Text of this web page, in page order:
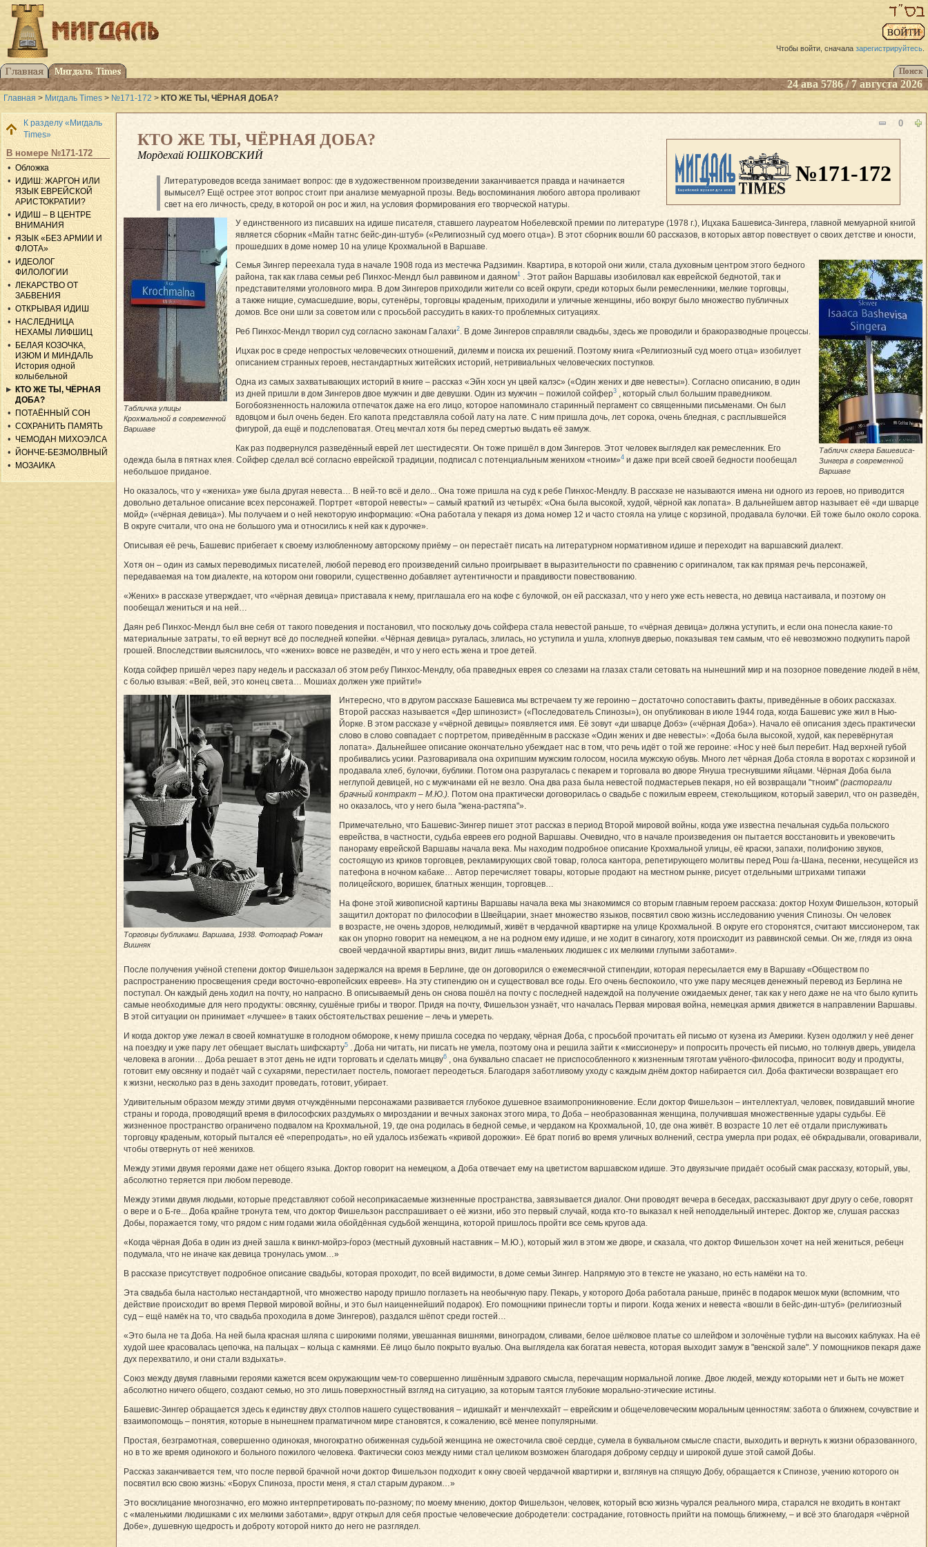
Чтобы войти, сначала зарегистрируйтесь.
24 ава 5786 / 7 августа 2026
Главная > Мигдаль Times > №171-172 > КТО ЖЕ ТЫ, ЧЁРНАЯ ДОБА?
К разделу «Мигдаль
Times»
В номере №171-172
Обложка
ИДИШ: ЖАРГОН ИЛИ
ЯЗЫК ЕВРЕЙСКОЙ
АРИСТОКРАТИИ?
ИДИШ – В ЦЕНТРЕ
ВНИМАНИЯ
ЯЗЫК «БЕЗ АРМИИ И
ФЛОТА»
ИДЕОЛОГ
ФИЛОЛОГИИ
ЛЕКАРСТВО ОТ
ЗАБВЕНИЯ
ОТКРЫВАЯ ИДИШ
НАСЛЕДНИЦА
НЕХАМЫ ЛИФШИЦ
БЕЛАЯ КОЗОЧКА,
ИЗЮМ И МИНДАЛЬ
История одной
колыбельной
КТО ЖЕ ТЫ, ЧЁРНАЯ
ДОБА?
ПОТАЁННЫЙ СОН
СОХРАНИТЬ ПАМЯТЬ
ЧЕМОДАН МИХОЭЛСА
ЙОНЧЕ-БЕЗМОЛВНЫЙ
МОЗАИКА
0
№171-172
КТО ЖЕ ТЫ, ЧЁРНАЯ ДОБА?
Мордехай ЮШКОВСКИЙ
Литературоведов всегда занимает вопрос: где в художественном произведении заканчивается правда и начинается
вымысел? Ещё острее этот вопрос стоит при анализе мемуарной прозы. Ведь воспоминания любого автора проливают
свет на его личность, среду, в которой он рос и жил, на условия формирования его творческой натуры.
Табличка улицы
Крохмальной в современной
Варшаве
У единственного из писавших на идише писателя, ставшего лауреатом Нобелевской премии по литературе (1978 г.), Ицхака Башевиса-Зингера, главной мемуарной книгой
является сборник «Майн татнс бейс-дин-штуб» («Религиозный суд моего отца»). В этот сборник вошли 60 рассказов, в которых автор повествует о своих детстве и юности,
прошедших в доме номер 10 на улице Крохмальной в Варшаве.
Табличк сквера Башевиса-
Зингера в современной
Варшаве
Семья Зингер переехала туда в начале 1908 года из местечка Радзимин. Квартира, в которой они жили, стала духовным центром этого бедного
района, так как глава семьи реб Пинхос-Мендл был раввином и даяном1
. Этот район Варшавы изобиловал как еврейской беднотой, так и
представителями уголовного мира. В дом Зингеров приходили жители со всей округи, среди которых были ремесленники, мелкие торговцы,
а также нищие, сумасшедшие, воры, сутенёры, торговцы краденым, приходили и уличные женщины, ибо вокруг было множество публичных
домов. Все они шли за советом или с просьбой рассудить в каких-то проблемных ситуациях.
Реб Пинхос-Мендл творил суд согласно законам Галахи2
. В доме Зингеров справляли свадьбы, здесь же проводили и бракоразводные процессы.
Ицхак рос в среде непростых человеческих отношений, дилемм и поиска их решений. Поэтому книга «Религиозный суд моего отца» изобилует
описанием странных героев, нестандартных житейских историй, нетривиальных человеческих поступков.
Одна из самых захватывающих историй в ­книге – рассказ «Эйн хосн ун цвей калэс» («Один жених и две невесты»). Согласно описанию, в один
из дней пришли в дом Зингеров двое мужчин и две девушки. Один из мужчин – пожилой сойфер3
, который слыл большим праведником.
Богобоязненность наложила отпечаток даже на его лицо, которое напоминало старинный пергамент со священными письменами. Он был
вдовцом и был очень беден. Его капота представляла собой лату на лате. С ним пришла дочь, лет сорока, очень бледная, с расплывшейся
фигурой, да ещё и подслеповатая. Отец мечтал хотя бы перед смертью выдать её замуж.
Как раз подвернулся разведённый еврей лет шестидесяти. Он тоже пришёл в дом Зингеров. Этот человек выглядел как ремесленник. Его
одежда была в пятнах клея. Сойфер сделал всё согласно еврейской традиции, подписал с потенциальным женихом «тноим»4 и даже при всей своей бедности пообещал
небольшое приданое.
Но оказалось, что у «жениха» уже была другая невеста… В ней-то всё и дело... Она тоже пришла на суд к ребе Пинхос-Мендлу. В рассказе не называются имена ни одного из героев, но приводится
довольно детальное описание всех персонажей. Портрет «второй невесты» – самый краткий из четырёх: «Она была высокой, худой, чёрной как лопата». В дальнейшем автор называет её «ди шварце
мойд» («чёрная девица»). Мы получаем и о ней некоторую информацию: «Она работала у пекаря из дома номер 12 и часто стояла на улице с корзиной, продавала булочки. Ей тоже было около сорока.
В округе считали, что она не большого ума и относились к ней как к дурочке».
Описывая её речь, Башевис прибегает к сво­ему излюбленному авторскому приёму – он перестаёт писать на литературном нормативном идише и переходит на варшавский диалект.
Хотя он – один из самых переводимых писателей, любой перевод его произведений сильно проигрывает в выразительности по сравнению с оригиналом, так как прямая речь персонажей,
передаваемая на том диалекте, на котором они говорили, существенно добавляет аутентичности и правдивости повествованию.
«Жених» в рассказе утверждает, что «чёрная девица» приставала к нему, приглашала его на кофе с булочкой, он ей рассказал, что у него уже есть невеста, но девица настаивала, и поэтому он
пообещал жениться и на ней…
Даян реб Пинхос-Мендл был вне себя от такого поведения и постановил, что поскольку дочь сойфера стала невестой раньше, то «чёрная девица» должна уступить, и если она понесла какие-то
материальные затраты, то ей вернут всё до последней копейки. «Чёрная девица» ругалась, злилась, но уступила и ушла, хлопнув дверью, показывая тем самым, что её невозможно подкупить парой
грошей. Впоследствии выяснилось, что «жених» вовсе не разведён, и что у него есть жена и трое детей.
Когда сойфер пришёл через пару недель и рассказал об этом ребу Пинхос-Мендлу, оба праведных еврея со слезами на глазах стали сетовать на нынешний мир и на позорное поведение людей в нём,
с болью взывая: «Вей, вей, это конец света… Мошиах должен уже прийти!»
Торговцы бубликами. Варшава, 1938. Фотограф Роман
Вишняк
Интересно, что в другом рассказе Башевиса мы встречаем ту же героиню – достаточно сопоставить факты, приведённые в обоих рассказах.
Второй рассказ называется «Дер шпинозист» («Последователь Спинозы»), он опубликован в июле 1944 года, когда Башевис уже жил в Нью-
Йорке. В этом рассказе у «чёрной девицы» появляется имя. Её зовут «ди шварце Добэ» («чёрная Доба»). Начало её описания здесь практически
слово в слово совпадает с портретом, приведённым в рассказе «Один жених и две невесты»: «Доба была высокой, худой, как перевёрнутая
лопата». Дальнейшее описание окончательно убеждает нас в том, что речь идёт о той же героине: «Нос у неё был перебит. Над верхней губой
пробивались усики. Разговаривала она охрипшим мужским голосом, носила мужскую обувь. Много лет чёрная Доба стояла в воротах с корзиной и
продавала хлеб, булочки, бублики. Потом она разругалась с пекарем и торговала во дворе Януша треснувшими яйцами. Чёрная Доба была
неглупой девицей, но с мужчинами ей не везло. Она два раза была невестой подмастерьев пекаря, но ей возвращали "тноим" (расторгали
брачный контракт – М.Ю.). Потом она практически договорилась о свадьбе с пожилым евреем, стекольщиком, который заверил, что он разведён,
но оказалось, что у него была "жена-растяпа"».
Примечательно, что Башевис-Зингер пишет этот рассказ в период Второй мировой войны, когда уже известна печальная судьба польского
еврейства, в частности, судьба евреев его родной Варшавы. Очевидно, что в начале произведения он пытается восстановить и увековечить
панораму еврейской Варшавы начала века. Мы находим подробное описание Крохмальной улицы, её краски, запахи, полифонию звуков,
состоящую из криков торговцев, рекламирующих свой товар, голоса кантора, репетирующего молитвы перед Рош ѓа-Шана, песенки, несущейся из
патефона в ночном кабаке… Автор перечисляет товары, которые продают на местном рынке, рисует отдельными штрихами типажи
полицейского, воришек, блатных женщин, торговцев…
На фоне этой живописной картины Варшавы начала века мы знакомимся со вторым главным героем рассказа: доктор Нохум Фишельзон, который
защитил докторат по философии в Швей­царии, знает множество языков, посвятил свою жизнь исследованию учения Спинозы. Он человек
в возрасте, не очень здоров, нелюдимый, живёт в чердачной квартирке на улице Крох­маль­ной. В округе его сторонятся, считают миссионером, так
как он упорно говорит на немецком, а не на родном ему идише, и не ходит в синагогу, хотя происходит из раввинской семьи. Он же, глядя из окна
своей чердачной квартиры вниз, видит лишь «маленьких людишек с их мелкими глупыми заботами».
После получения учёной степени доктор Фи­шель­зон задержался на время в Берлине, где он договорился о ежемесячной стипендии, которая пересылается ему в Варшаву «Обществом по
распространению просвещения среди восточно-европейских евреев». На эту стипендию он и существовал все годы. Его очень беспокоило, что уже пару месяцев денежный перевод из Берлина не
поступал. Он каждый день ходил на почту, но напрасно. В описываемый день он снова пошёл на почту с последней надеждой на получение ожидаемых денег, так как у него даже не на что было купить
самые необходимые для него продукты: овсянку, сушёные грибы и творог. Придя на почту, Фишельзон узнаёт, что началась Первая мировая война, немецкая армия движется в направлении Варшавы.
В этой ситуации он принимает «лучшее» в таких обстоятельствах решение – лечь и умереть.
И когда доктор уже лежал в своей комнатушке в голодном обмороке, к нему пришла соседка по чердаку, чёрная Доба, с просьбой прочитать ей письмо от кузена из Америки. Кузен одолжил у неё денег
на поездку и уже пару лет обещает выслать шифскарту5
. Доба ни читать, ни писать не умела, поэтому она и решила зайти к «миссионеру» и попросить прочесть ей письмо, но толкнув дверь, увидела
человека в агонии… Доба решает в этот день не идти торговать и сделать мицву6
, она буквально спасает не приспособленного к жизненным тяготам учёного-философа, приносит воду и продукты,
готовит ему овсянку и подаёт чай с сухарями, перестилает постель, помогает переодеться. Благодаря заботливому уходу с каждым днём доктор набирается сил. Доба фактически возвращает его
к жизни, несколько раз в день заходит проведать, готовит, убирает.
Удивительным образом между этими двумя отчуждёнными персонажами развивается глубокое душевное взаимопроникновение. Если доктор Фишельзон – интеллектуал, человек, повидавший многие
страны и города, проводящий время в философских раздумьях о мироздании и вечных законах этого мира, то Доба – необразованная женщина, получившая множественные удары судьбы. Её
жизненное пространство ограничено подвалом на Крохмальной, 19, где она родилась в бедной семье, и чердаком на Крохмальной, 10, где она живёт. В возрасте 10 лет её отдали прислуживать
торговцу краденым, который пытался её «перепродать», но ей удалось избежать «кривой дорожки». Её брат погиб во время уличных волнений, сестра умерла при родах, её обкрадывали, оговаривали,
чтобы отвернуть от неё женихов.
Между этими двумя героями даже нет общего языка. Доктор говорит на немецком, а Доба отвечает ему на цветистом варшавском идише. Это двуязычие придаёт особый смак рассказу, который, увы,
абсолютно теряется при любом переводе.
Между этими двумя людьми, которые представляют собой несоприкасаемые жизненные пространства, завязывается диалог. Они проводят вечера в беседах, рассказывают друг другу о себе, говорят
о вере и о Б-ге... Доба крайне тронута тем, что доктор Фишельзон расспрашивает о её жизни, ибо это первый случай, когда кто-то выказал к ней неподдельный интерес. Доктор же, слушая рассказ
Добы, поражается тому, что рядом с ним годами жила обойдённая судьбой женщина, которой пришлось пройти все семь кругов ада.
«Когда чёрная Доба в один из дней зашла к винкл-мойрэ-ѓороэ (местный духовный наставник – М.Ю.), который жил в этом же дворе, и сказала, что доктор Фишельзон хочет на ней жениться, ребецн
подумала, что не иначе как девица тронулась умом…»
В рассказе присутствует подробное описание свадьбы, которая проходит, по всей видимости, в доме семьи Зингер. Напрямую это в тексте не указано, но есть намёки на то.
Эта свадьба была настолько нестандартной, что множество народу пришло поглазеть на необыч­ную пару. Пекарь, у которого Доба работала раньше, принёс в подарок мешок муки (вспомним, что
действие происходит во время Первой мировой войны, и это был наиценнейший подарок). Его помощники принесли торты и пироги. Когда жених и невеста «вошли в ­бейс-дин-штуб» (религиозный
суд – ещё намёк на то, что свадьба проходила в доме Зингеров), раздался шёпот среди гостей…
«Это была не та Доба. На ней была красная шляпа с широкими полями, увешанная вишнями, виноградом, сливами, белое шёлковое платье со шлейфом и золочёные туфли на высоких каблуках. На её
худой шее красовалась цепочка, на пальцах – кольца с камнями. Её лицо было покрыто вуалью. Она выглядела как богатая невеста, которая выходит замуж в "венской зале". У помощников пекаря даже
дух перехватило, и они стали вздыхать».
Союз между двумя главными героями кажется всем окружающим чем-то совершенно лишённым здравого смысла, перечащим нормальной логике. Двое людей, между которыми нет и быть не может
абсолютно ничего общего, создают семью, но это лишь поверхностный взгляд на ситуацию, за которым таятся глубокие морально-этические истины.
Башевис-Зингер обращается здесь к единству двух столпов нашего существования – идишкайт и менчлехкайт – еврейским и общечеловеческим моральным ценностям: забота о ближнем, сочувствие и
взаимопомощь – понятия, которые в нынешнем прагматичном мире становятся, к сожалению, всё менее популярными.
Простая, безграмотная, совершенно одинокая, многократно обиженная судьбой женщина не ожесточила своё сердце, сумела в буквальном смысле спасти, выходить и вернуть к жизни образованного,
но в то же время одинокого и больного пожилого человека. Фактически союз между ними стал целиком возможен благодаря доброму сердцу и широкой душе этой самой Добы.
Рассказ заканчивается тем, что после первой брачной ночи доктор Фишельзон подходит к окну своей чердачной квартирки и, взглянув на спящую Добу, обращается к Спинозе, учению которого он
посвятил всю свою жизнь: «Борух Спиноза, прости меня, я стал старым дураком…»
Это восклицание многозначно, его можно интерпретировать по-разному; по моему мнению, доктор Фишельзон, человек, который всю жизнь чурался реального мира, старался не входить в контакт
с «маленькими людишками с их мелкими заботами», вдруг открыл для себя простые человеческие добродетели: сострадание, готовность прийти на помощь ближнему, – и всё это благодаря «чёрной
Добе», душевную щедрость и доброту которой никто до него не разглядел.